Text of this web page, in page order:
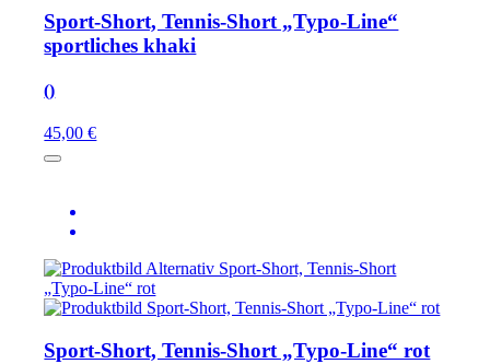
Sport-Short, Tennis-Short „Typo-Line“
sportliches khaki
()
45,00 €
Sport-Short, Tennis-Short „Typo-Line“ rot